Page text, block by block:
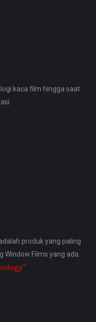
kaca film hingga saat
produk yang paling
Window Films yang ada.